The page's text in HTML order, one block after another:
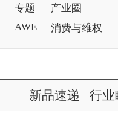
专题
产业圈
AWE 消费与维权
新品速递 行业